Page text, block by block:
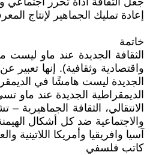
إعادة تمليك الجماهير لإنتاج
خاتمة
الثقافة الجديدة عند ماو
واقتصادية وثقافية). إنها
الجديدة ليست هامشًا في
الديمقراطية الجديدة عند ماو
الانتقالي، الثقافة
والاجتماعية ضد كل أشكال
آسيا وافريقيا وأمريكا اللاتينية
كاتب فلسفي